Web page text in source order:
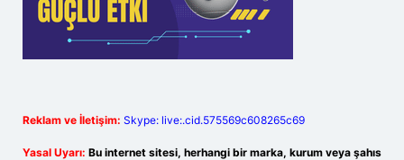
Reklam ve İletişim: Skype: live:.cid.575569c608265c69
Yasal Uyarı: Bu internet sitesi, herhangi bir marka, kurum veya şahıs